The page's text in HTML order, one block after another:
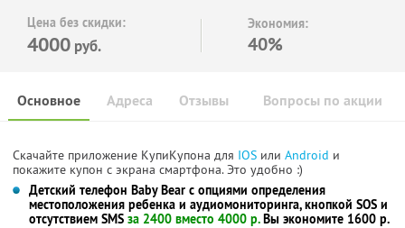
Цена без скидки:
4000 руб.
Экономия:
40%
Основное Отзывы Вопросы по акции
Адреса
Скачайте приложение КупиКупона для IOS или Android и
покажите купон с экрана смартфона. Это удобно :)
Детский телефон Baby Bear с опциями определения
местоположения ребенка и аудиомониторинга, кнопкой SOS и
отсутствием SMS за 2400 вместо 4000 р.Вы экономите 1600 р.